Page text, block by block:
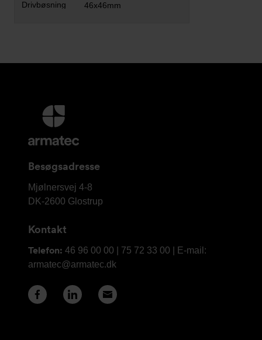
46x46mm
Yderligere
information
og
Besøgsadresse
Armatec
A/S
Mjølnersvej 4-8
DK-2600 Glostrup
Kontakt
Telefon: 46 96 00 00 | 75 72 33 00 | E-mail:
armatec@armatec.dk